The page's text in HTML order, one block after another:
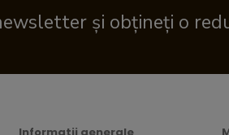
și obțineți o